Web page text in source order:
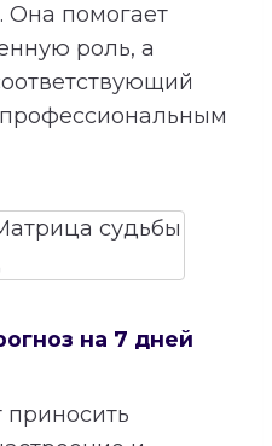
Она помогает
роль, а
на 7 дней